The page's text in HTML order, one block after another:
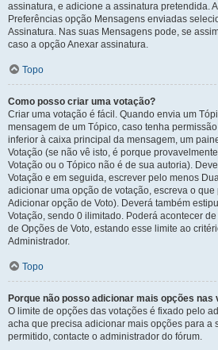
assinatura, e adicione a assinatura pretendida.
Preferências opção Mensagens enviadas
Assinatura. Nas suas Mensagens pode, se
caso a opção Anexar assinatura.
Topo
Como posso criar uma votação?
Criar uma votação é fácil. Quando envia um
mensagem de um Tópico, caso tenha
inferior à caixa principal da mensagem, um
Votação (se não vê isto, é porque
Votação ou o Tópico não é de sua autoria).
Votação e em seguida, escrever pelo menos
adicionar uma opção de votação, escreva o
Adicionar opção de Voto). Deverá também
Votação, sendo 0 ilimitado. Poderá acontecer
de Opções de Voto, estando esse limite ao
Administrador.
Topo
Porque não posso adicionar mais opções nas
O limite de opções das votações é fixado pelo
acha que precisa adicionar mais opções para a
permitido, contacte o administrador do fórum.